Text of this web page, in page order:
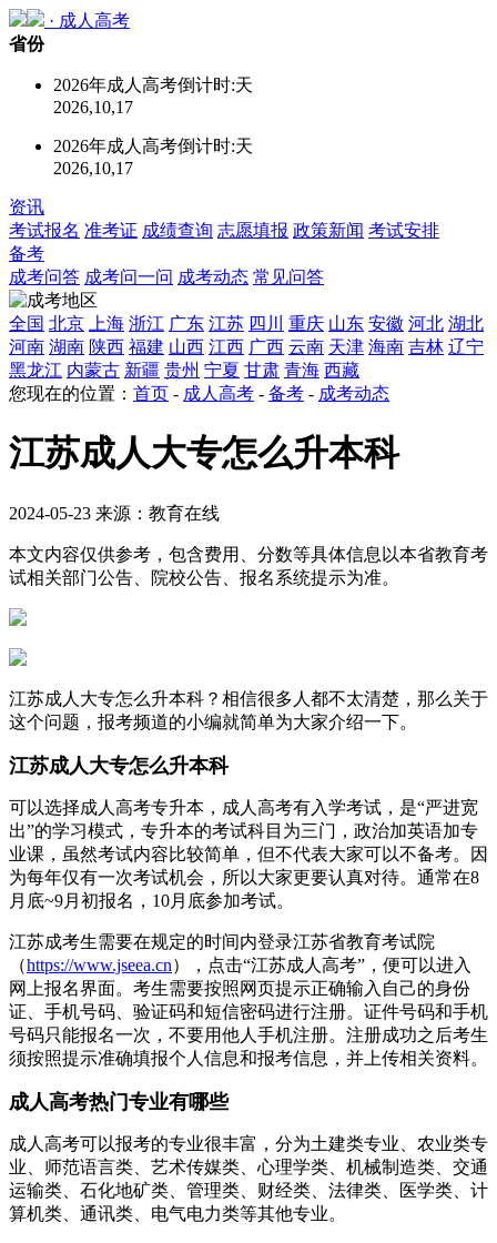
· 成人高考
省份
2026年成人高考倒计时:天
2026,10,17
2026年成人高考倒计时:天
2026,10,17
资讯
考试报名 准考证 成绩查询 志愿填报 政策新闻 考试安排
备考
成考问答 成考问一问 成考动态 常见问答
全国 北京 上海 浙江 广东 江苏 四川 重庆 山东 安徽 河北 湖北
河南 湖南 陕西 福建 山西 江西 广西 云南 天津 海南 吉林 辽宁
黑龙江 内蒙古 新疆 贵州 宁夏 甘肃 青海 西藏
您现在的位置： 首页 - 成人高考 - 备考 - 成考动态
江苏成人大专怎么升本科
2024-05-23 来源：教育在线
本文内容仅供参考，包含费用、分数等具体信息以本省教育考
试相关部门公告、院校公告、报名系统提示为准。
江苏成人大专怎么升本科？相信很多人都不太清楚，那么关于
这个问题，报考频道的小编就简单为大家介绍一下。
江苏成人大专怎么升本科
可以选择成人高考专升本，成人高考有入学考试，是“严进宽
出”的学习模式，专升本的考试科目为三门，政治加英语加专
业课，虽然考试内容比较简单，但不代表大家可以不备考。因
为每年仅有一次考试机会，所以大家更要认真对待。通常在8
月底~9月初报名，10月底参加考试。
江苏成考生需要在规定的时间内登录江苏省教育考试院
（https://www.jseea.cn），点击“江苏成人高考”，便可以进入
网上报名界面。考生需要按照网页提示正确输入自己的身份
证、手机号码、验证码和短信密码进行注册。证件号码和手机
号码只能报名一次，不要用他人手机注册。注册成功之后考生
须按照提示准确填报个人信息和报考信息，并上传相关资料。
成人高考热门专业有哪些
成人高考可以报考的专业很丰富，分为土建类专业、农业类专
业、师范语言类、艺术传媒类、心理学类、机械制造类、交通
运输类、石化地矿类、管理类、财经类、法律类、医学类、计
算机类、通讯类、电气电力类等其他专业。